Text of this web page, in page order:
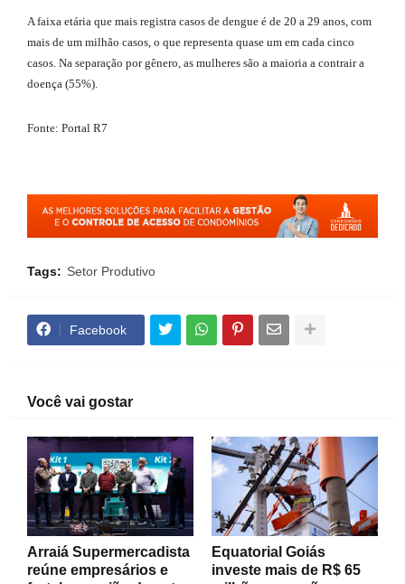
A faixa etária que mais registra casos de dengue é de 20 a 29 anos, com
mais de um milhão casos, o que representa quase um em cada cinco
casos. Na separação por gênero, as mulheres são a maioria a contrair a
doença (55%).
Fonte: Portal R7
Tags: Setor Produtivo
Facebook
Você vai gostar
Arraiá Supermercadista
reúne empresários e
Equatorial Goiás
investe mais de R$ 65